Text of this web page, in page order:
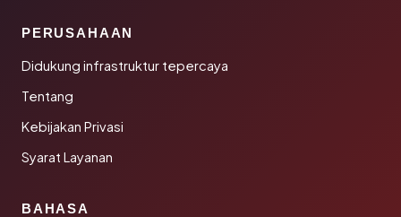
PERUSAHAAN
Didukung infrastruktur tepercaya
Tentang
Kebijakan Privasi
Syarat Layanan
BAHASA